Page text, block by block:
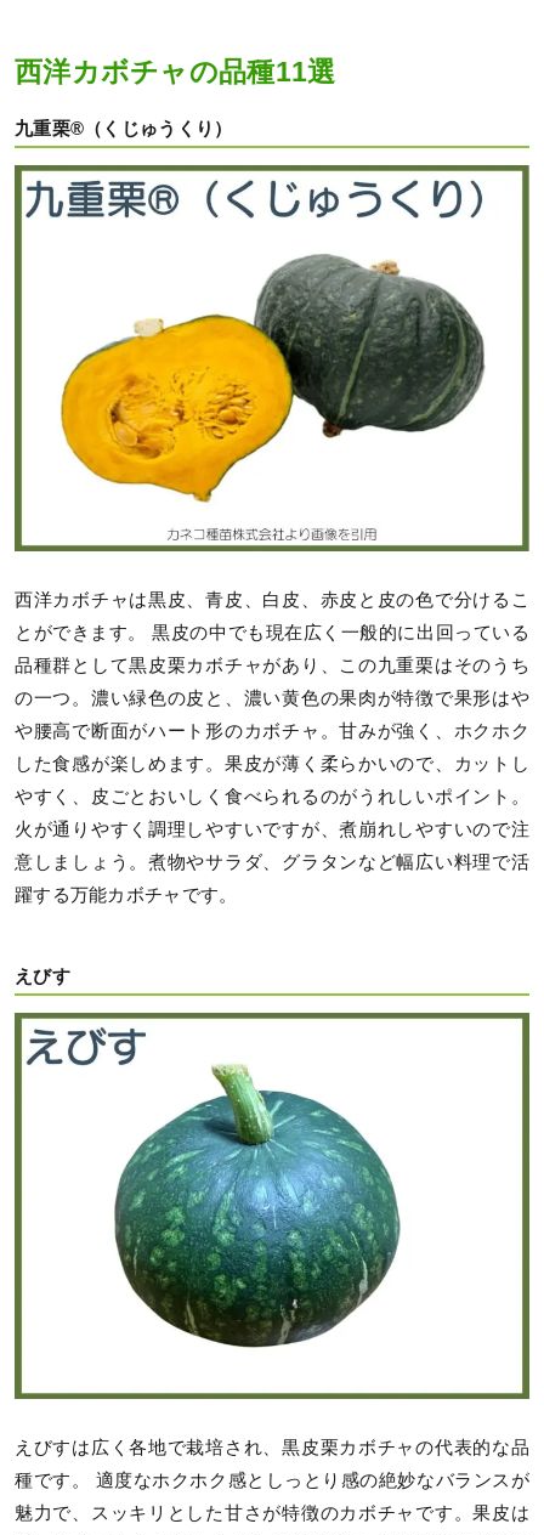
西洋カボチャの品種11選
九重栗®（くじゅうくり）
西洋カボチャは黒皮、青皮、白皮、赤皮と皮の色で分けるこ
とができます。 黒皮の中でも現在広く一般的に出回っている
品種群として黒皮栗カボチャがあり、この九重栗はそのうち
の一つ。濃い緑色の皮と、濃い黄色の果肉が特徴で果形はや
や腰高で断面がハート形のカボチャ。甘みが強く、ホクホク
した食感が楽しめます。果皮が薄く柔らかいので、カットし
やすく、皮ごとおいしく食べられるのがうれしいポイント。
火が通りやすく調理しやすいですが、煮崩れしやすいので注
意しましょう。煮物やサラダ、グラタンなど幅広い料理で活
躍する万能カボチャです。
えびす
えびすは広く各地で栽培され、黒皮栗カボチャの代表的な品
種です。 適度なホクホク感としっとり感の絶妙なバランスが
魅力で、スッキリとした甘さが特徴のカボチャです。果皮は